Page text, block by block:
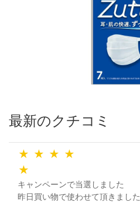
最新のクチコミ
★ ★ ★ ★
★
キャンペーンで当選しました
昨日買い物で使わせて頂きました